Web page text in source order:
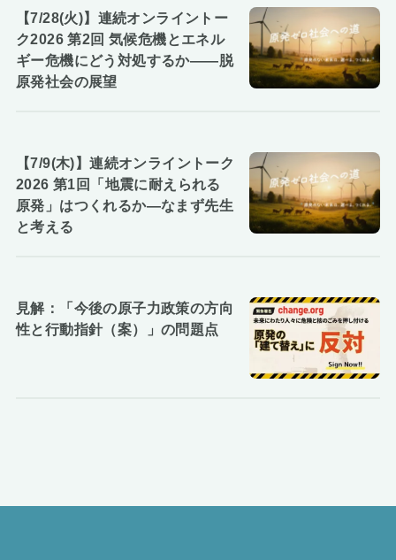
【7/28(火)】連続オンライントー
ク2026 第2回 気候危機とエネル
ギー危機にどう対処するか――脱
原発社会の展望
【7/9(木)】連続オンライントーク
2026 第1回「地震に耐えられる
原発」はつくれるか―なまず先生
と考える
見解：「今後の原子力政策の方向
性と行動指針（案）」の問題点